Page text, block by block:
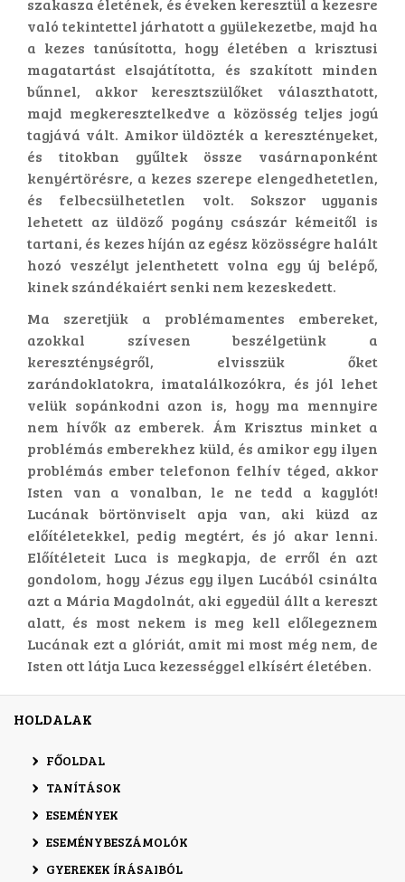
szakasza életének, és éveken keresztül a kezesre
való tekintettel járhatott a gyülekezetbe, majd ha
a kezes tanúsította, hogy életében a krisztusi
magatartást elsajátította, és szakított minden
bűnnel, akkor keresztszülőket választhatott,
majd megkeresztelkedve a közösség teljes jogú
tagjává vált. Amikor üldözték a keresztényeket,
és titokban gyűltek össze vasárnaponként
kenyértörésre, a kezes szerepe elengedhetetlen,
és felbecsülhetetlen volt. Sokszor ugyanis
lehetett az üldöző pogány császár kémeitől is
tartani, és kezes híján az egész közösségre halált
hozó veszélyt jelenthetett volna egy új belépő,
kinek szándékaiért senki nem kezeskedett.
Ma szeretjük a problémamentes embereket,
azokkal szívesen beszélgetünk a
kereszténységről, elvisszük őket
zarándoklatokra, imatalálkozókra, és jól lehet
velük sopánkodni azon is, hogy ma mennyire
nem hívők az emberek. Ám Krisztus minket a
problémás emberekhez küld, és amikor egy ilyen
problémás ember telefonon felhív téged, akkor
Isten van a vonalban, le ne tedd a kagylót!
Lucának börtönviselt apja van, aki küzd az
előítéletekkel, pedig megtért, és jó akar lenni.
Előítéleteit Luca is megkapja, de erről én azt
gondolom, hogy Jézus egy ilyen Lucából csinálta
azt a Mária Magdolnát, aki egyedül állt a kereszt
alatt, és most nekem is meg kell előlegeznem
Lucának ezt a glóriát, amit mi most még nem, de
Isten ott látja Luca kezességgel elkísért életében.
HOLDALAK
FŐOLDAL
TANÍTÁSOK
ESEMÉNYEK
ESEMÉNYBESZÁMOLÓK
GYEREKEK ÍRÁSAIBÓL